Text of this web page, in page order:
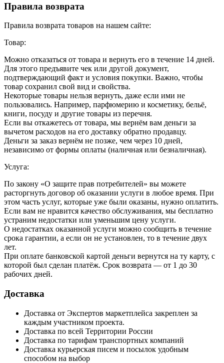
Правила возврата
Правила возврата товаров на нашем сайте:
Товар:
Можно отказаться от товара и вернуть его в течение 14 дней.
Для этого предъявите чек или другой документ,
подтверждающий факт и условия покупки. Важно, чтобы
товар сохранил свой вид и свойства.
Некоторые товары нельзя вернуть, даже если ими не
пользовались. Например, парфюмерию и косметику, бельё,
книги, посуду и другие товары из перечня.
Если вы откажетесь от товара, мы вернём вам деньги за
вычетом расходов на его доставку обратно продавцу.
Деньги за заказ вернём не позже, чем через 10 дней,
независимо от формы оплаты (наличная или безналичная).
Услуга:
По закону «О защите прав потребителей» вы можете
расторгнуть договор об оказании услуги в любое время. При
этом часть услуг, которые уже были оказаны, нужно оплатить.
Если вам не нравится качество обслуживания, мы бесплатно
устраним недостатки или уменьшим цену услуги.
О недостатках оказанной услуги можно сообщить в течение
срока гарантии, а если он не установлен, то в течение двух
лет.
При оплате банковской картой деньги вернутся на ту карту, с
которой был сделан платёж. Срок возврата — от 1 до 30
рабочих дней.
Доставка
Доставка от Экспертов маркетплейса закреплен за
каждым участником проекта.
Доставка по всей Территории России
Доставка по тарифам транспортных компаний
Доставка курьерская писем и посылок удобным
способом на выбор